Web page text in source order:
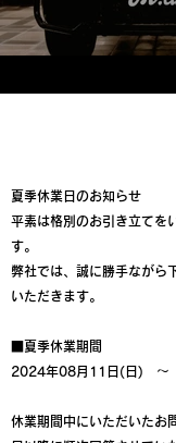
夏季休業日のお知らせ
平素は格別のお引き立てを
す。
弊社では、誠に勝手ながら
いただきます。
■夏季休業期間
2024年08月11日(日) ～
休業期間中にいただいたお